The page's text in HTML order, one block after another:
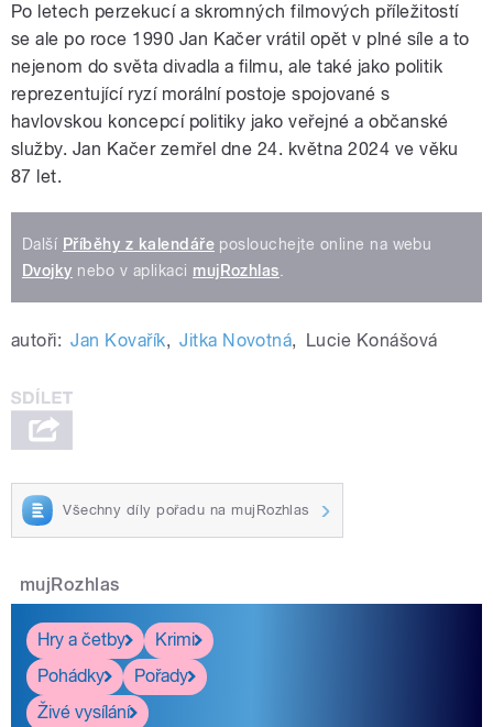
Po letech perzekucí a skromných filmových příležitostí
se ale po roce 1990 Jan Kačer vrátil opět v plné síle a to
nejenom do světa divadla a filmu, ale také jako politik
reprezentující ryzí morální postoje spojované s
havlovskou koncepcí politiky jako veřejné a občanské
služby. Jan Kačer zemřel dne 24. května 2024 ve věku
87 let.
Další Příběhy z kalendáře poslouchejte online na webu
Dvojky nebo v aplikaci mujRozhlas.
autoři: Jan Kovařík, Jitka Novotná, Lucie Konášová
Všechny díly pořadu na mujRozhlas
mujRozhlas
Hry a četby
Krimi
Pohádky
Pořady
Živé vysílání